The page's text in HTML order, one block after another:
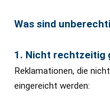
Was sind
1. Nicht rechtzeitig
Reklamationen, die
eingereicht werden: